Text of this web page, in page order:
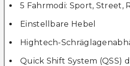
5 Fahrmodi: Sport, Street,
Einstellbare Hebel
Hightech-
Quick Shift System (QSS)